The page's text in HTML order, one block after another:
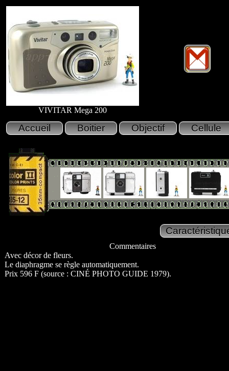
VIVITAR Mega 200
Commentaires
Avec décor de fleurs.
Le diaphragme se règle automatiquement.
Prix 596 F (source : CINÉ PHOTO GUIDE 1979).